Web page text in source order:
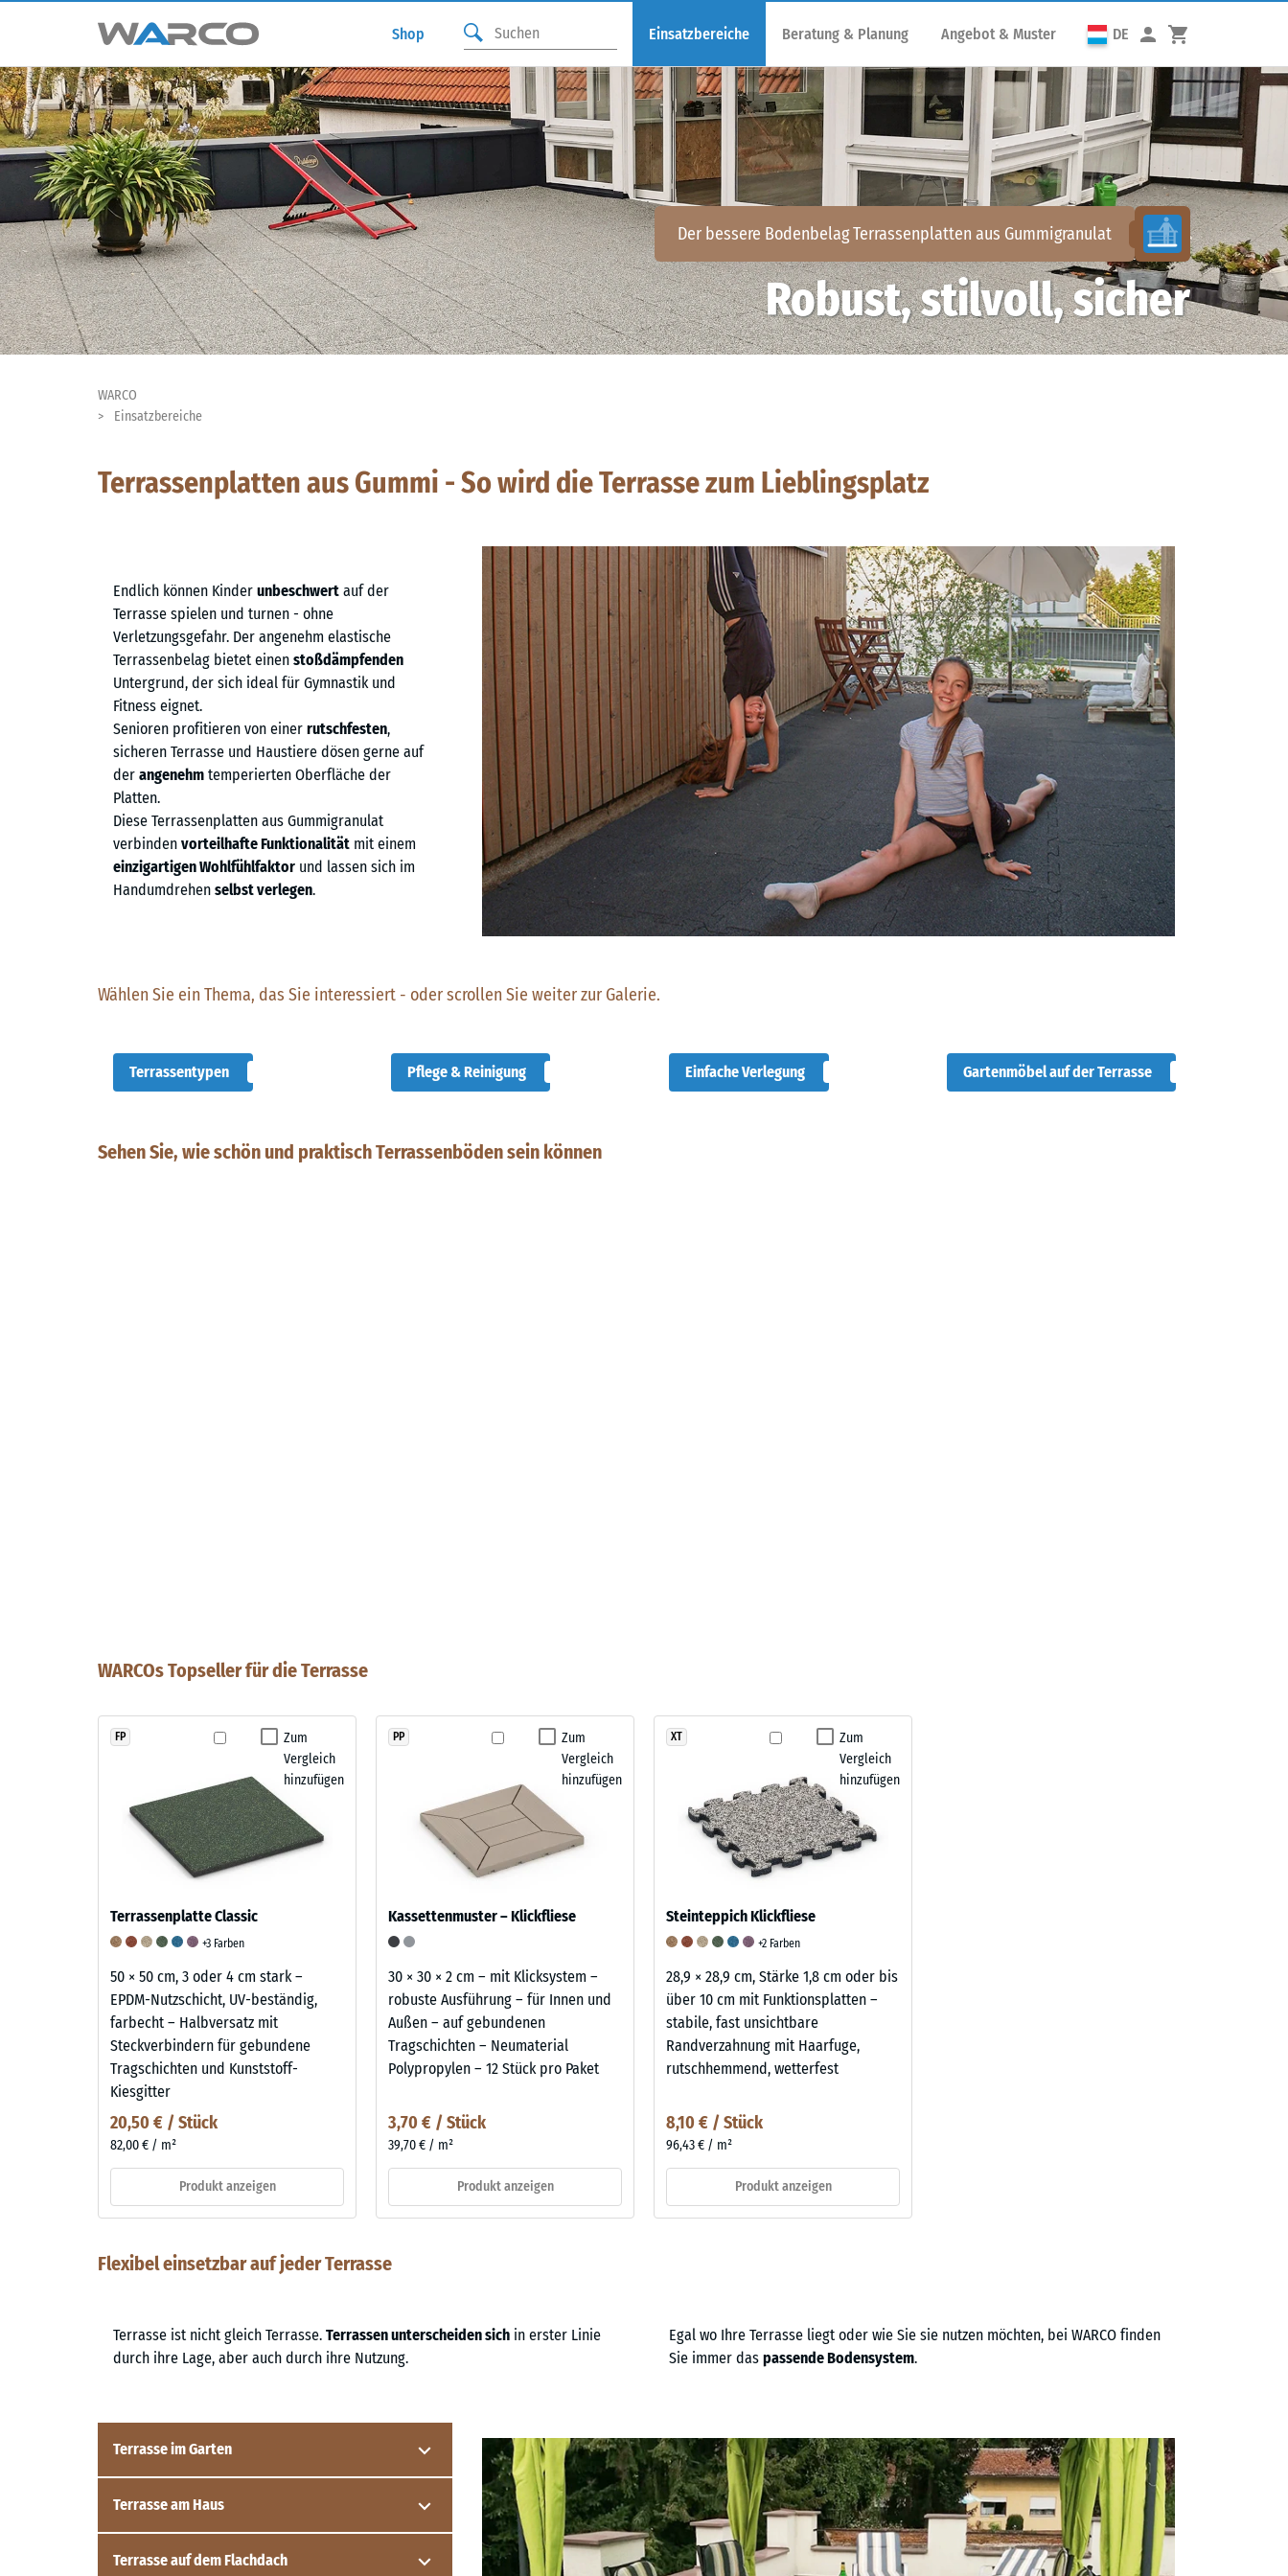
Shop Einsatzbereiche Beratung & Planung Angebot & Muster DE
Der bessere BodenbelagTerrassenplatten aus Gummigranulat
Robust, stilvoll, sicher
WARCO
Einsatzbereiche
Terrassenplatten aus Gummi - So wird die Terrasse zum Lieblingsplatz
Endlich können Kinder unbeschwert auf der
Terrasse spielen und turnen - ohne
Verletzungsgefahr. Der angenehm elastische
Terrassenbelag bietet einen stoßdämpfenden
Untergrund, der sich ideal für Gymnastik und
Fitness eignet.
Senioren profitieren von einer rutschfesten,
sicheren Terrasse und Haustiere dösen gerne auf
der angenehm temperierten Oberfläche der
Platten.
Diese Terrassenplatten aus Gummigranulat
verbinden vorteilhafte Funktionalität mit einem
einzigartigen Wohlfühlfaktor und lassen sich im
Handumdrehen selbst verlegen.
Wählen Sie ein Thema, das Sie interessiert - oder scrollen Sie weiter zur Galerie.
Terrassentypen Pflege & Reinigung Einfache Verlegung Gartenmöbel auf der Terrasse
Sehen Sie, wie schön und praktisch Terrassenböden sein können
WARCOs Topseller für die Terrasse
Zum
Vergleich
hinzufügen
FP
Terrassenplatte Classic
+3 Farben
50 × 50 cm, 3 oder 4 cm stark –
EPDM-Nutzschicht, UV-beständig,
farbecht – Halbversatz mit
Steckverbindern für gebundene
Tragschichten und Kunststoff-
Kiesgitter
20,50 € / Stück
82,00 € / m²
Produkt anzeigen
Zum
Vergleich
hinzufügen
PP
Kassettenmuster – Klickfliese
30 × 30 × 2 cm – mit Klicksystem –
robuste Ausführung – für Innen und
Außen – auf gebundenen
Tragschichten – Neumaterial
Polypropylen – 12 Stück pro Paket
3,70 € / Stück
39,70 € / m²
Produkt anzeigen
Zum
Vergleich
hinzufügen
XT
Steinteppich Klickfliese
+2 Farben
28,9 × 28,9 cm, Stärke 1,8 cm oder bis
über 10 cm mit Funktionsplatten –
stabile, fast unsichtbare
Randverzahnung mit Haarfuge,
rutschhemmend, wetterfest
8,10 € / Stück
96,43 € / m²
Produkt anzeigen
Flexibel einsetzbar auf jeder Terrasse
Terrasse ist nicht gleich Terrasse. Terrassen unterscheiden sich in erster Linie
durch ihre Lage, aber auch durch ihre Nutzung.
Egal wo Ihre Terrasse liegt oder wie Sie sie nutzen möchten, bei WARCO finden
Sie immer das passende Bodensystem.
Terrasse im Garten
Bei einer neuen Terrasse im Garten muss in der Regel
zunächst der Unterbau (Tragschicht) hergestellt
Terrasse am Haus
Für eine Terrasse am Haus wurde bauseits bereits eine
Terrasse auf dem Flachdach